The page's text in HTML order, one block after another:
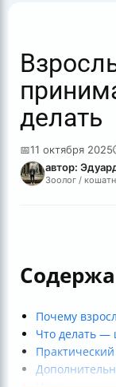
делать
📅11 октября 2025
автор:
Зоолог /
Почему
Что делать —